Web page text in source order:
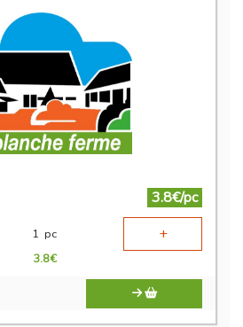
3.8€/pc
1 pc +
3.8€